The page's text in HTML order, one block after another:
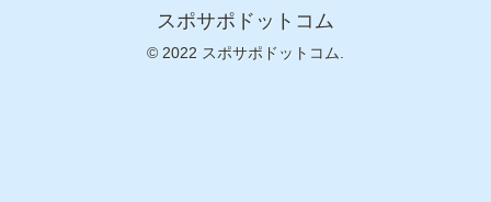
スポサポドットコム
© 2022 スポサポドットコム.